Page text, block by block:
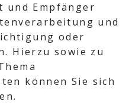
und Empfänger
und
oder
Hierzu sowie zu
können Sie sich